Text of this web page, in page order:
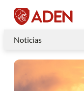
Noticias